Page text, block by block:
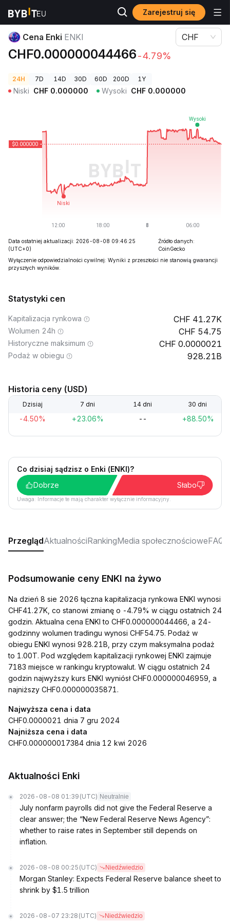
Zarejestruj się
Ceny kryptowalut
Cena Enki ENKI
CHF0.000000044466-4.79%
CHF
24H 7D 14D 30D 60D 200D 1Y
Niski CHF 0.000000 Wysoki CHF 0.000000
Data ostatniej aktualizacji: 2026-08-08 09:46:25
(UTC+0)
Źródło danych:
CoinGecko
Wyłączenie odpowiedzialności cywilnej: Wyniki z przeszłości nie stanowią gwarancji
przyszłych wyników.
Statystyki cen
Kapitalizacja rynkowa 41.27K
Wolumen 24h 54.75
Historyczne maksimum 0.0000021
Podaż w obiegu 928.21B
Historia ceny (USD)
Dzisiaj 7 dni 14 dni 30 dni
-4.50% +23.06% -- +88.50%
Co dzisiaj sądzisz o Enki (ENKI)?
Dobrze
Słabo
Uwaga: Informacje te mają charakter wyłącznie informacyjny.
PrzeglądAktualnościRankingMedia społecznościoweFAQ
Podsumowanie ceny ENKI na żywo
Na dzień 8 sie 2026 łączna kapitalizacja rynkowa ENKI wynosi
CHF41.27K, co stanowi zmianę o -4.79% w ciągu ostatnich 24
godzin. Aktualna cena ENKI to CHF0.000000044466, a 24-
godzinny wolumen tradingu wynosi CHF54.75. Podaż w
obiegu ENKI wynosi 928.21B, przy czym maksymalna podaż
to 1.00T. Pod względem kapitalizacji rynkowej ENKI zajmuje
7183 miejsce w rankingu kryptowalut. W ciągu ostatnich 24
godzin najwyższy kurs ENKI wyniósł CHF0.000000046959, a
najniższy CHF0.000000035871.
Najwyższa cena i data
CHF0.0000021 dnia 7 gru 2024
Najniższa cena i data
CHF0.000000017384 dnia 12 kwi 2026
Aktualności Enki
2026-08-08 01:39 (UTC) Neutralnie
July nonfarm payrolls did not give the Federal Reserve a
clear answer; the “New Federal Reserve News Agency”:
whether to raise rates in September still depends on
inflation.
2026-08-08 00:25 (UTC) Niedźwiedzio
Morgan Stanley: Expects Federal Reserve balance sheet to
shrink by $1.5 trillion
2026-08-07 23:28 (UTC) Niedźwiedzio